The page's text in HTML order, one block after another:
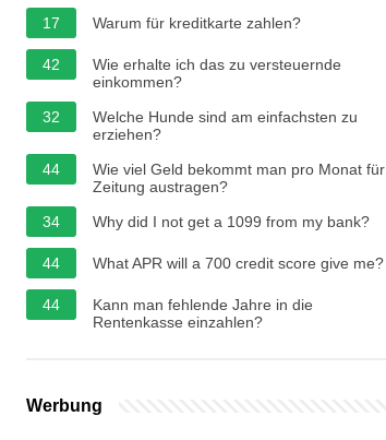
17 Warum für kreditkarte zahlen?
42
Wie erhalte ich das zu versteuernde
einkommen?
32
Welche Hunde sind am einfachsten zu
erziehen?
44
Wie viel Geld bekommt man pro Monat für
Zeitung austragen?
34
Why did I not get a 1099 from my bank?
44 What APR will a 700 credit score give me?
44
Kann man fehlende Jahre in die
Rentenkasse einzahlen?
Werbung